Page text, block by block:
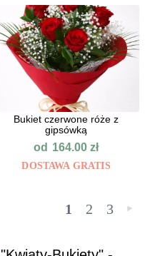
Bukiet czerwone róże z
gipsówką
od 164.00zł
DOSTAWA GRATIS
1 2 3 »